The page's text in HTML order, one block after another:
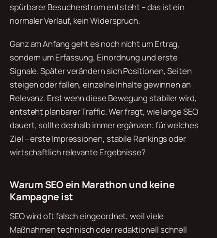
spürbarer Besucherstrom entsteht – das ist ein
normaler Verlauf, kein Widerspruch.
Ganz am Anfang geht es noch nicht um Ertrag,
sondern um Erfassung, Einordnung und erste
Signale. Später verändern sich Positionen, Seiten
steigen oder fallen, einzelne Inhalte gewinnen an
Relevanz. Erst wenn diese Bewegung stabiler wird,
entsteht planbarer Traffic. Wer fragt, wie lange SEO
dauert, sollte deshalb immer ergänzen: für welches
Ziel – erste Impressionen, stabile Rankings oder
wirtschaftlich relevante Ergebnisse?
Warum SEO ein Marathon und keine
Kampagne ist
SEO wird oft falsch eingeordnet, weil viele
Maßnahmen technisch oder redaktionell schnell